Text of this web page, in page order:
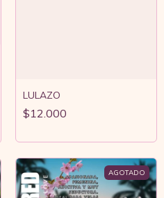
LULAZO
$12.000
AGOTADO